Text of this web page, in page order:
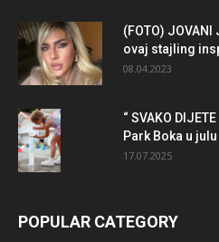
(FOTO) JOVANI
ovaj stajling
08.04.2023
“ SVAKO
Park Boka u
17.07.2025
POPULAR CATEGORY